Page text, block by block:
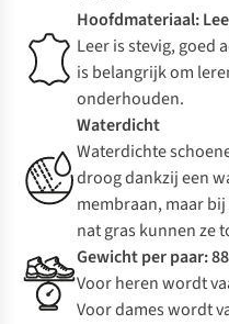
Hoofdmateriaal:
Leer is stevig, goed
is belangrijk om
onderhouden.
Waterdicht
Waterdichte
droog dankzij een
membraan, maar
nat gras kunnen ze
Gewicht per paar:
Voor heren wordt
Voor dames wordt